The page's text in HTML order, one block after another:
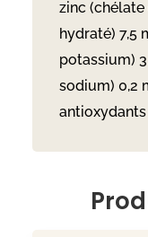
zinc
hydraté) 7,5
potassium)
sodium) 0,2